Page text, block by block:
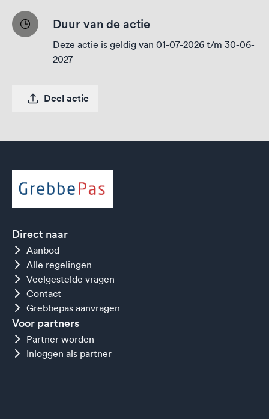
Duur van de actie
Deze actie is geldig van 01-07-2026 t/m 30-06-
2027
Deel actie
Direct naar
Aanbod
Alle regelingen
Veelgestelde vragen
Contact
Grebbepas aanvragen
Voor partners
Partner worden
Inloggen als partner